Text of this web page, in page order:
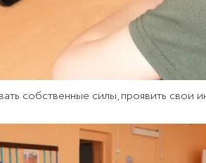
собственные силы, проявить свои